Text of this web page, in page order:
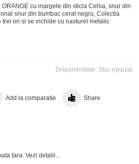
cu margele din sticla Cehia, snur din
snur din bumbac cerat negru, Colectia
ori si se inchide cu nasturel metalic
Disponibilitate: Stoc epuizat
Add la comparatie Share
tara.Vezi detalii...